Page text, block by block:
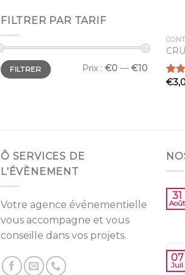
FILTRER PAR TARIF
Prix
min
Prix
maxFILTRER Prix : €0 — €10
Note
€
Ô SERVICES DE
L'ÉVÈNEMENT
Votre agence événementielle
vous accompagne et vous
conseille dans vos projets.
31
Août
07
Juil